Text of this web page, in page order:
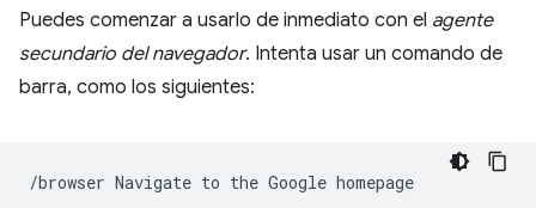
Puedes comenzar a usarlo de inmediato con el agente
secundario del navegador. Intenta usar un comando de
barra, como los siguientes:
/browser Navigate to the Google